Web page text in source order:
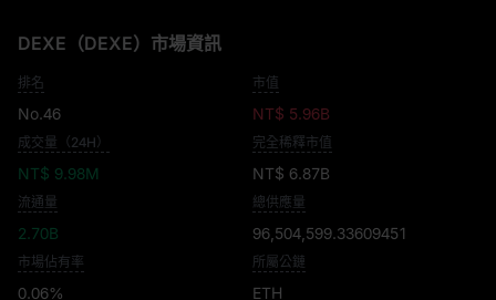
DEXE（DEXE）市場資訊
排名
No.46
市值
NT$ 5.96B
成交量（24H）
NT$ 9.98M
完全稀釋市值
NT$ 6.87B
流通量
2.70B
總供應量
96,504,599.33609451
市場佔有率
0.06%
所屬公鏈
ETH